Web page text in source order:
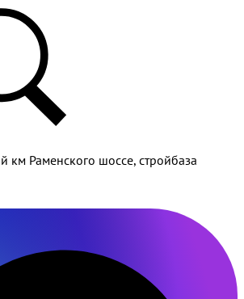
км Раменского шоссе, стройбаза